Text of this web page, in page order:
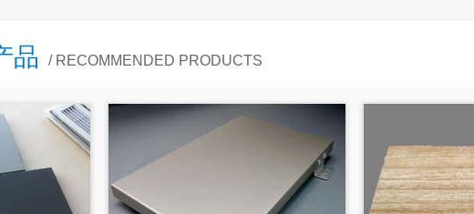
品 / RECOMMENDED PRODUCTS